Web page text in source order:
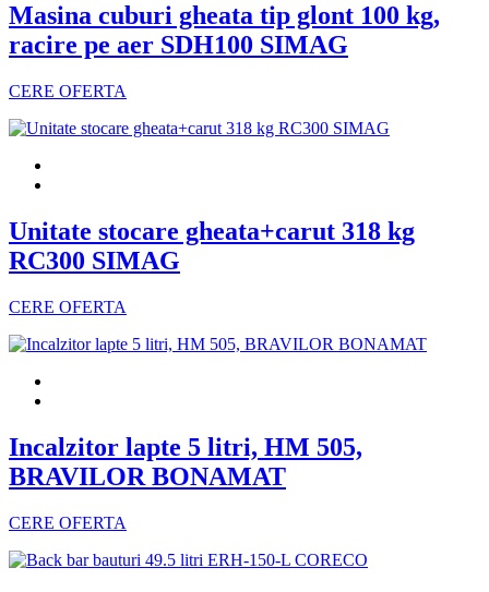
Masina cuburi gheata tip glont 100 kg,
racire pe aer SDH100 SIMAG
CERE OFERTA
Unitate stocare gheata+carut 318 kg
RC300 SIMAG
CERE OFERTA
Incalzitor lapte 5 litri, HM 505,
BRAVILOR BONAMAT
CERE OFERTA